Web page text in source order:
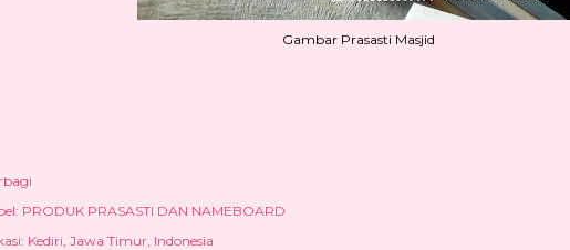
Gambar Prasasti Masjid
PRODUK PRASASTI DAN NAMEBOARD
Kediri, Jawa Timur, Indonesia